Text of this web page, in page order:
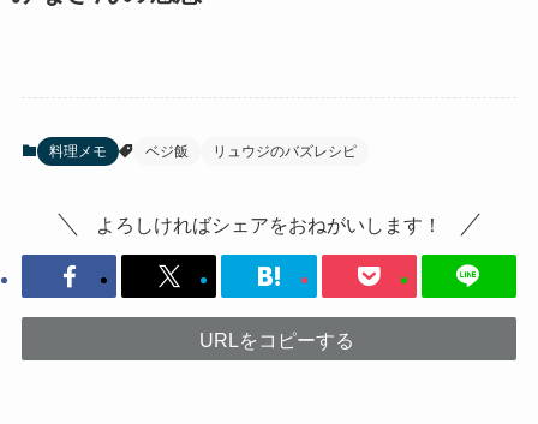
料理メモ ベジ飯 リュウジのバズレシピ
よろしければシェアをおねがいします！
URLをコピーする